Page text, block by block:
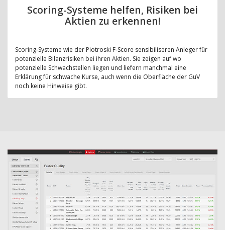
Scoring-Systeme helfen, Risiken bei
Aktien zu erkennen!
Scoring-Systeme wie der Piotroski F-Score sensibiliseren Anleger für
potenzielle Bilanzrisiken bei ihren Aktien. Sie zeigen auf wo
potenzielle Schwachstellen liegen und liefern manchmal eine
Erklärung für schwache Kurse, auch wenn die Oberfläche der GuV
noch keine Hinweise gibt.